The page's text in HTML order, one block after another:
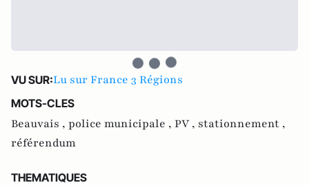
VU SUR:Lu sur France 3 Régions
MOTS-CLES
Beauvais , police municipale , PV , stationnement ,
référendum
THEMATIQUES